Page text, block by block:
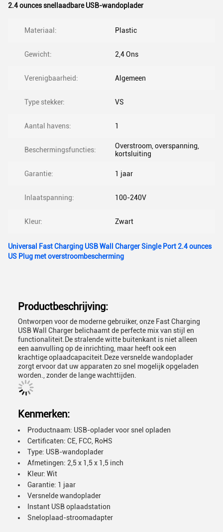
2.4 ounces snellaadbare USB-wandoplader
Materiaal: Plastic
Gewicht: 2,4 Ons
Verenigbaarheid: Algemeen
Type stekker: VS
Aantal havens: 1
Beschermingsfuncties:
Overstroom, overspanning,
kortsluiting
Garantie: 1 jaar
Inlaatspanning: 100-240V
Kleur: Zwart
Universal Fast Charging USB Wall Charger Single Port 2.4 ounces
US Plug met overstroombescherming
Productbeschrijving:
Ontworpen voor de moderne gebruiker, onze Fast Charging
USB Wall Charger belichaamt de perfecte mix van stijl en
functionaliteit.De stralende witte buitenkant is niet alleen
een aanvulling op de inrichting, maar heeft ook een
krachtige oplaadcapaciteit.Deze versnelde wandoplader
zorgt ervoor dat uw apparaten zo snel mogelijk opgeladen
worden., zonder de lange wachttijden.
Kenmerken:
Productnaam: USB-oplader voor snel opladen
Certificaten: CE, FCC, RoHS
Type: USB-wandoplader
Afmetingen: 2,5 x 1,5 x 1,5 inch
Kleur: Wit
Garantie: 1 jaar
Versnelde wandoplader
Instant USB oplaadstation
Sneloplaad-stroomadapter